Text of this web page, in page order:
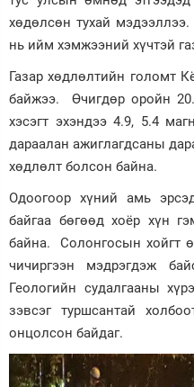
Зурхай
хөдөлсөн тухай
нь ийм хэмжээний хүчтэй
Газар хөдлөлтийн голомт
байжээ. Өчигдөр оройн
хэсэгт эхэндээ 4.9, 5.4
дараалан ажиглагдсаны
хөдлөлт болсон байна.
Одоогоор хүний амь
байгаа бөгөөд хоёр хүн
байна. Солонгосын хойгт
чичиргээн мэдрэгдэж
Геологийн судалгааны
зэвсэг туршсантай
онцолсон байдаг.